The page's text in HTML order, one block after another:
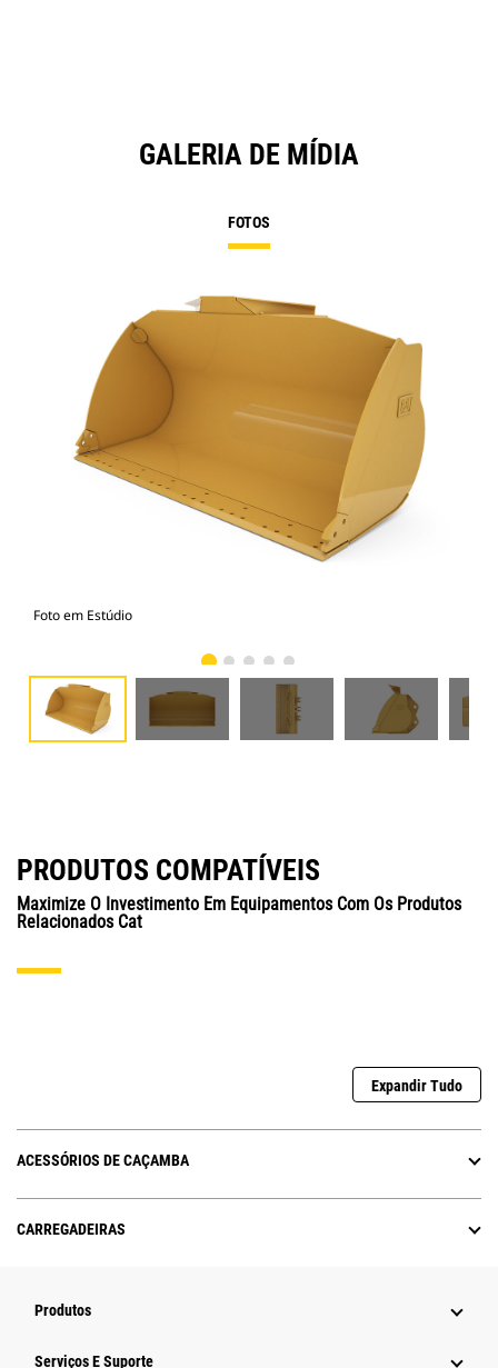
GALERIA DE MÍDIA
FOTOS
Foto em Estúdio
PRODUTOS COMPATÍVEIS
Maximize O Investimento Em Equipamentos Com Os Produtos
Relacionados Cat
Expandir Tudo
ACESSÓRIOS DE CAÇAMBA
CARREGADEIRAS
Produtos
Serviços E Suporte